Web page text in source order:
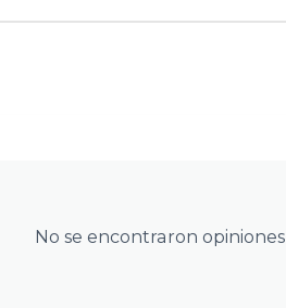
No se encontraron opiniones